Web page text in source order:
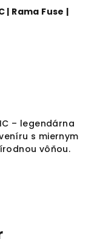
| Rama Fuse |
– legendárna
s miernym
vôňou.